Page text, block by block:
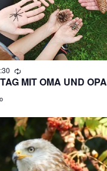
MIT OMA UND OPA